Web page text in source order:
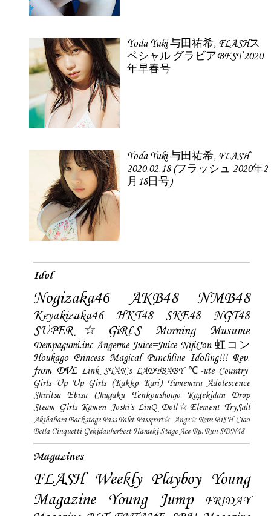
Yoda Yuki 与田祐希, FLASHス
ペシャル グラビアBEST 2020
年早春号
Yoda Yuki 与田祐希, FLASH
2020.02.18 (フラッシュ 2020年2
月18日号)
Idol
Nogizaka46 AKB48 NMB48
Keyakizaka46 HKT48 SKE48
NGT48
SUPER☆GiRLS
Morning Musume
Dempagumi.inc Angerme Juice=Juice NijiCon-虹コン
Houkago Princess Magical Punchline Idoling!!! Rev.
from DVL Link STAR`s LADYBABY ℃-ute Country
Girls Up Up Girls (Kakko Kari) Yumemiru Adolescence
Shiritsu Ebisu Chugaku
Tenkoushoujo Kagekidan
Drop
Steam Girls Kamen Joshi's LinQ Doll☆Element TrySail
Akihabara Backstage Pass Palet Passport☆ Ange☆Reve BiSH Ciao
Bella Cinquetti Gekidanherbest Haraeki Stage Ace Ru:Run SDN48
Magazines
FLASH Weekly Playboy Young
Magazine
Young Jump
FRIDAY